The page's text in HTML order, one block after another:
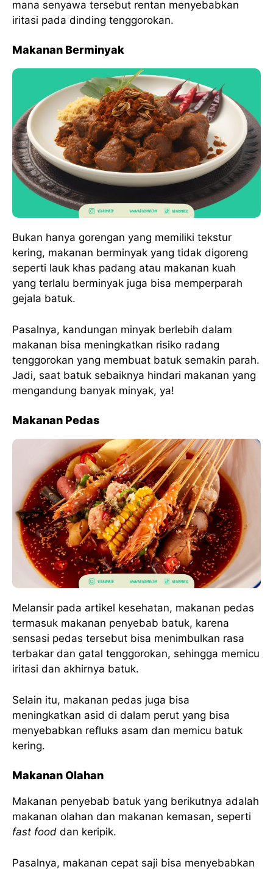
mana senyawa tersebut rentan menyebabkan
iritasi pada dinding tenggorokan.
Makanan Berminyak
Bukan hanya gorengan yang memiliki tekstur
kering, makanan berminyak yang tidak digoreng
seperti lauk khas padang atau makanan kuah
yang terlalu berminyak juga bisa memperparah
gejala batuk.
Pasalnya, kandungan minyak berlebih dalam
makanan bisa meningkatkan risiko radang
tenggorokan yang membuat batuk semakin parah.
Jadi, saat batuk sebaiknya hindari makanan yang
mengandung banyak minyak, ya!
Makanan Pedas
Melansir pada artikel kesehatan, makanan pedas
termasuk makanan penyebab batuk, karena
sensasi pedas tersebut bisa menimbulkan rasa
terbakar dan gatal tenggorokan, sehingga memicu
iritasi dan akhirnya batuk.
Selain itu, makanan pedas juga bisa
meningkatkan asid di dalam perut yang bisa
menyebabkan refluks asam dan memicu batuk
kering.
Makanan Olahan
Makanan penyebab batuk yang berikutnya adalah
makanan olahan dan makanan kemasan, seperti
fast food dan keripik.
Pasalnya, makanan cepat saji bisa menyebabkan